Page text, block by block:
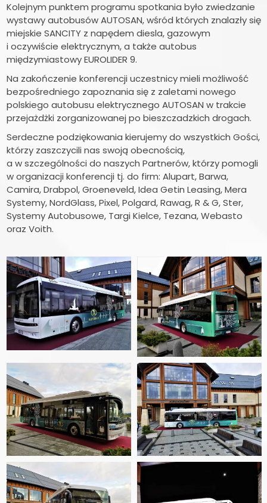
Kolejnym punktem programu spotkania było zwiedzanie
wystawy autobusów AUTOSAN, wśród których znalazły się
miejskie SANCITY z napędem diesla, gazowym
i oczywiście elektrycznym, a także autobus
międzymiastowy EUROLIDER 9.
Na zakończenie konferencji uczestnicy mieli możliwość
bezpośredniego zapoznania się z zaletami nowego
polskiego autobusu elektrycznego AUTOSAN w trakcie
przejażdżki zorganizowanej po bieszczadzkich drogach.
Serdeczne podziękowania kierujemy do wszystkich Gości,
którzy zaszczycili nas swoją obecnością,
a w szczególności do naszych Partnerów, którzy pomogli
w organizacji konferencji tj. do firm: Alupart, Barwa,
Camira, Drabpol, Groeneveld, Idea Getin Leasing, Mera
Systemy, NordGlass, Pixel, Polgard, Rawag, R & G, Ster,
Systemy Autobusowe, Targi Kielce, Tezana, Webasto
oraz Voith.